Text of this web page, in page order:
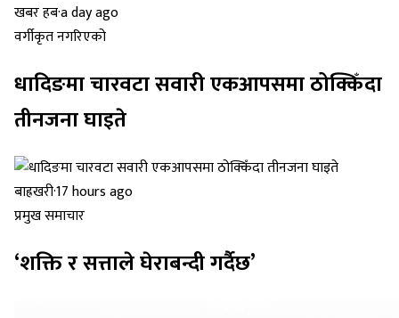
खबर हब·a day ago
वर्गीकृत नगरिएको
धादिङमा चारवटा सवारी एकआपसमा ठोक्किँदा
तीनजना घाइते
बाह्रखरी·17 hours ago
प्रमुख समाचार
‘शक्ति र सत्ताले घेराबन्दी गर्दैछ’